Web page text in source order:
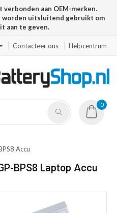
aan OEM-merken.
worden uitsluitend gebruikt om
aan te geven.
Contacteer ons Helpcentrum
0
Accu
BPS8 Laptop Accu